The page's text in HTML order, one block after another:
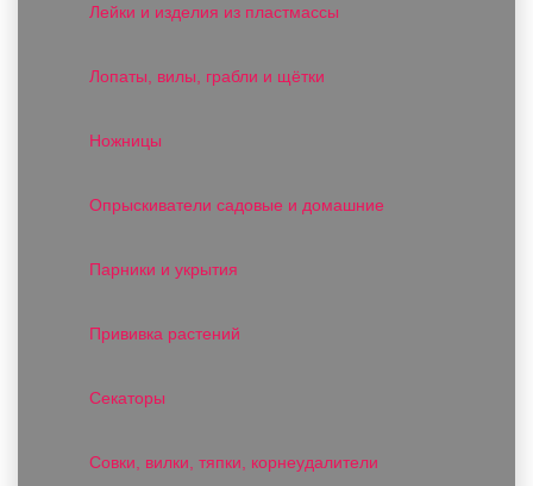
Лейки и изделия из пластмассы
Лопаты, вилы, грабли и щётки
Ножницы
Опрыскиватели садовые и домашние
Парники и укрытия
Прививка растений
Секаторы
Совки, вилки, тяпки, корнеудалители